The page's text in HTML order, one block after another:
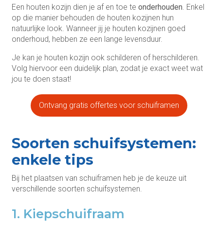
Een houten kozijn dien je af en toe te onderhouden. Enkel
op die manier behouden de houten kozijnen hun
natuurlijke look. Wanneer jij je houten kozijnen goed
onderhoud, hebben ze een lange levensduur.
Je kan je houten kozijn ook schilderen of herschilderen.
Volg hiervoor een duidelijk plan, zodat je exact weet wat
jou te doen staat!
Ontvang gratis offertes voor schuiframen
Soorten schuifsystemen:
enkele tips
Bij het plaatsen van schuiframen heb je de keuze uit
verschillende soorten schuifsystemen.
1. Kiepschuifraam